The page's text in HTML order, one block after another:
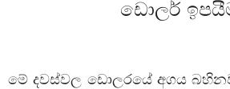
ඩොලර්
මේ දවස්වල ඩොලරයේ අගය